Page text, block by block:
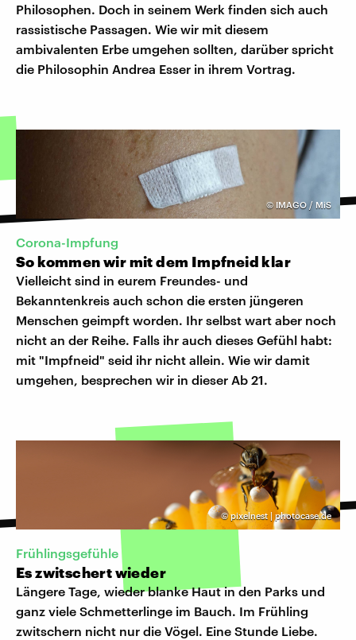
Philosophen. Doch in seinem Werk finden sich auch
rassistische Passagen. Wie wir mit diesem
ambivalenten Erbe umgehen sollten, darüber spricht
die Philosophin Andrea Esser in ihrem Vortrag.
© IMAGO / MiS
Corona-Impfung
So kommen wir mit dem Impfneid klar
Vielleicht sind in eurem Freundes- und
Bekanntenkreis auch schon die ersten jüngeren
Menschen geimpft worden. Ihr selbst wart aber noch
nicht an der Reihe. Falls ihr auch dieses Gefühl habt:
mit "Impfneid" seid ihr nicht allein. Wie wir damit
umgehen, besprechen wir in dieser Ab 21.
©pixelnest | photocase.de
Frühlingsgefühle
Es zwitschert wieder
Längere Tage, wieder blanke Haut in den Parks und
ganz viele Schmetterlinge im Bauch. Im Frühling
zwitschern nicht nur die Vögel. Eine Stunde Liebe.